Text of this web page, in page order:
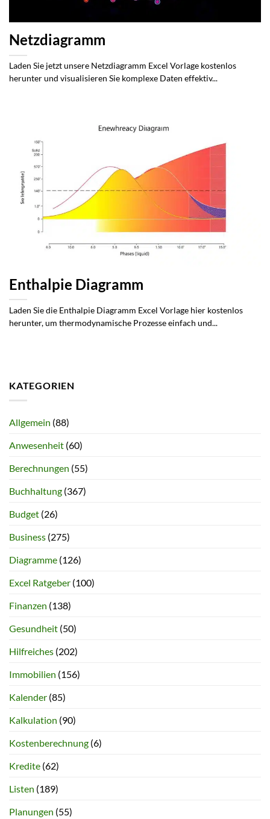
Netzdiagramm
Laden Sie jetzt unsere Netzdiagramm Excel Vorlage kostenlos
herunter und visualisieren Sie komplexe Daten effektiv...
Enthalpie Diagramm
Laden Sie die Enthalpie Diagramm Excel Vorlage hier kostenlos
herunter, um thermodynamische Prozesse einfach und...
KATEGORIEN
Allgemein (88)
Anwesenheit (60)
Berechnungen (55)
Buchhaltung (367)
Budget (26)
Business (275)
Diagramme (126)
Excel Ratgeber (100)
Finanzen (138)
Gesundheit (50)
Hilfreiches (202)
Immobilien (156)
Kalender (85)
Kalkulation (90)
Kostenberechnung (6)
Kredite (62)
Listen (189)
Planungen (55)